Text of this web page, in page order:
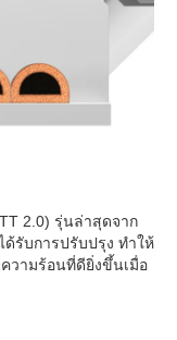
2.0) รุ่นล่าสุดจาก
ด้รับการปรับปรุง ทำให้
วามร้อนที่ดียิ่งขึ้นเมื่อ